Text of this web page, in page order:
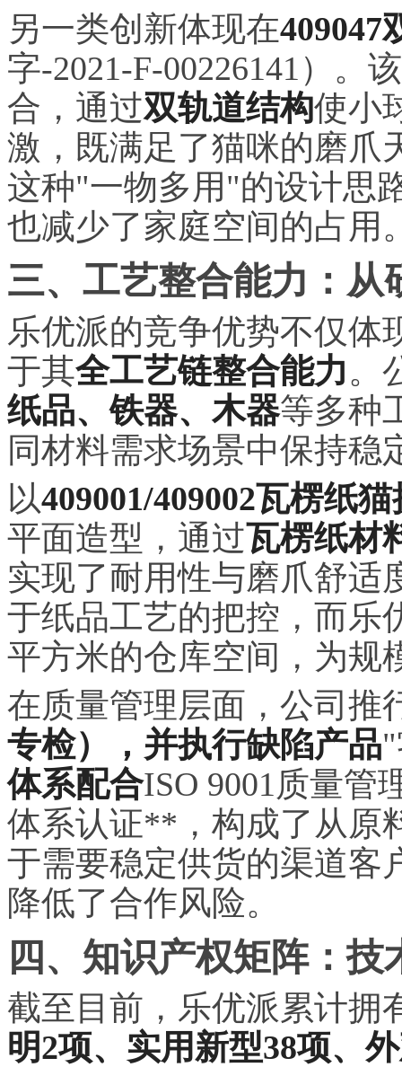
另一类创新体现在409047
字-2021-F-00226141）。
合，通过双轨道结构使小
激，既满足了猫咪的磨爪
这种"一物多用"的设计思
也减少了家庭空间的占用
三、工艺整合能力：从
乐优派的竞争优势不仅体
于其全工艺链整合能力。
纸品、铁器、木器等多种
同材料需求场景中保持稳
以409001/409002瓦楞纸
平面造型，通过瓦楞纸材
实现了耐用性与磨爪舒适
于纸品工艺的把控，而乐
平方米的仓库空间，为规
在质量管理层面，公司
专检），并执行缺陷产品
体系配合ISO 9001质量管
体系认证**，构成了从原
于需要稳定供货的渠道客
降低了合作风险。
四、知识产权矩阵：
截至目前，乐优派累计拥
明2项、实用新型38项、